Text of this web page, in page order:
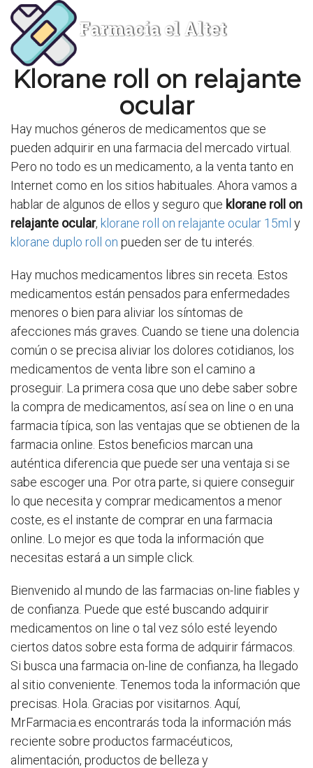
Farmacia el Altet
Klorane roll on relajante
ocular
Hay muchos géneros de medicamentos que se
pueden adquirir en una farmacia del mercado virtual.
Pero no todo es un medicamento, a la venta tanto en
Internet como en los sitios habituales. Ahora vamos a
hablar de algunos de ellos y seguro que klorane roll on
relajante ocular, klorane roll on relajante ocular 15ml y
klorane duplo roll on pueden ser de tu interés.
Hay muchos medicamentos libres sin receta. Estos
medicamentos están pensados para enfermedades
menores o bien para aliviar los síntomas de
afecciones más graves. Cuando se tiene una dolencia
común o se precisa aliviar los dolores cotidianos, los
medicamentos de venta libre son el camino a
proseguir. La primera cosa que uno debe saber sobre
la compra de medicamentos, así sea on line o en una
farmacia típica, son las ventajas que se obtienen de la
farmacia online. Estos beneficios marcan una
auténtica diferencia que puede ser una ventaja si se
sabe escoger una. Por otra parte, si quiere conseguir
lo que necesita y comprar medicamentos a menor
coste, es el instante de comprar en una farmacia
online. Lo mejor es que toda la información que
necesitas estará a un simple click.
Bienvenido al mundo de las farmacias on-line fiables y
de confianza. Puede que esté buscando adquirir
medicamentos on line o tal vez sólo esté leyendo
ciertos datos sobre esta forma de adquirir fármacos.
Si busca una farmacia on-line de confianza, ha llegado
al sitio conveniente. Tenemos toda la información que
precisas. Hola. Gracias por visitarnos. Aquí,
MrFarmacia.es encontrarás toda la información más
reciente sobre productos farmacéuticos,
alimentación, productos de belleza y